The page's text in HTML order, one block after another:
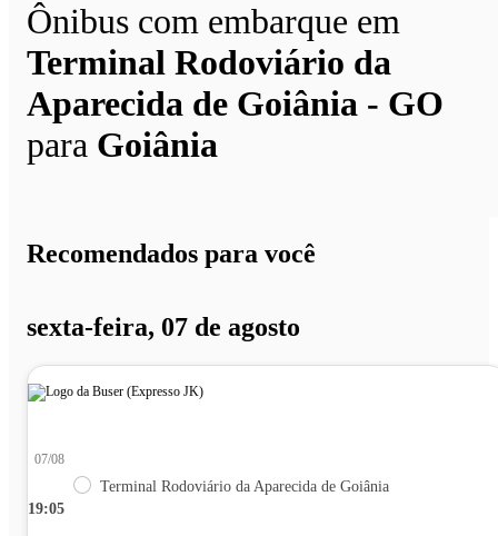
Ônibus com embarque em
Terminal Rodoviário da
Aparecida de Goiânia - GO
para Goiânia
Recomendados para você
sexta-feira, 07 de agosto
19:05
07/08
Terminal Rodoviário da Aparecida de Goiânia